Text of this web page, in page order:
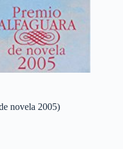
novela 2005)